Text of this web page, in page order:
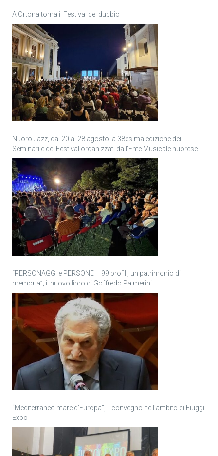
A Ortona torna il Festival del dubbio
Nuoro Jazz, dal 20 al 28 agosto la 38esima edizione dei
Seminari e del Festival organizzati dall’Ente Musicale nuorese
“PERSONAGGI e PERSONE – 99 profili, un patrimonio di
memoria”, il nuovo libro di Goffredo Palmerini
“Mediterraneo mare d’Europa”, il convegno nell’ambito di Fiuggi
Expo